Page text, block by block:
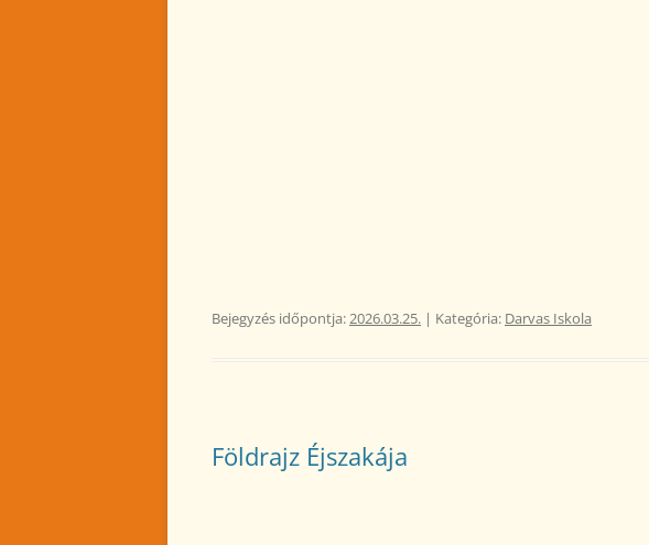
Bejegyzés időpontja:2026.03.25. | Kategória: Darvas Iskola
Földrajz Éjszakája